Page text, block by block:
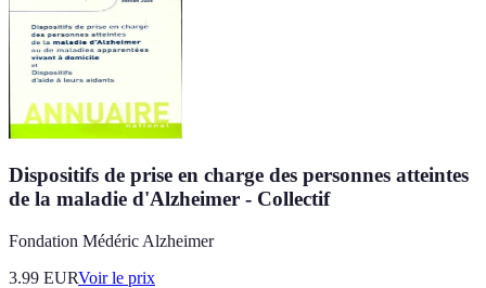
Dispositifs de prise en charge des personnes atteintes
de la maladie d'Alzheimer - Collectif
Fondation Médéric Alzheimer
3.99 EURVoir le prix